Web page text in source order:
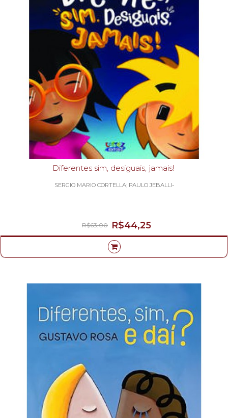
Diferentes sim, desiguais, jamais!
SERGIO MARIO CORTELLA; PAULO JEBALLI-
R$44,25
R$63,00